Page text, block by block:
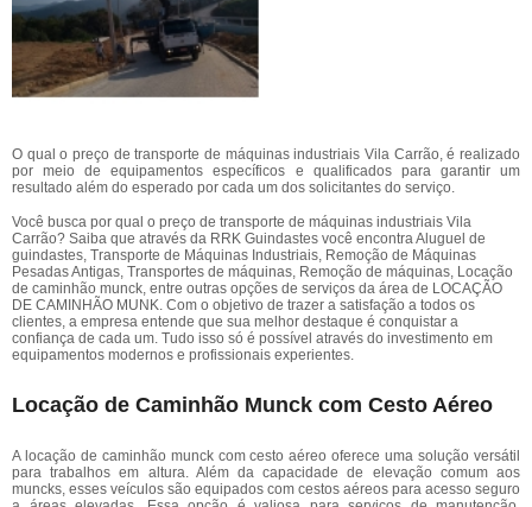
O qual o preço de transporte de máquinas industriais Vila Carrão, é realizado
por meio de equipamentos específicos e qualificados para garantir um
resultado além do esperado por cada um dos solicitantes do serviço.
Você busca por qual o preço de transporte de máquinas industriais Vila
Carrão? Saiba que através da RRK Guindastes você encontra Aluguel de
guindastes, Transporte de Máquinas Industriais, Remoção de Máquinas
Pesadas Antigas, Transportes de máquinas, Remoção de máquinas, Locação
de caminhão munck, entre outras opções de serviços da área de LOCAÇÃO
DE CAMINHÃO MUNK. Com o objetivo de trazer a satisfação a todos os
clientes, a empresa entende que sua melhor destaque é conquistar a
confiança de cada um. Tudo isso só é possível através do investimento em
equipamentos modernos e profissionais experientes.
Locação de Caminhão Munck com Cesto Aéreo
A locação de caminhão munck com cesto aéreo oferece uma solução versátil
para trabalhos em altura. Além da capacidade de elevação comum aos
muncks, esses veículos são equipados com cestos aéreos para acesso seguro